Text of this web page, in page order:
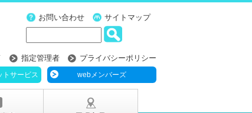
お問い合わせ サイトマップ
指定管理者 プライバシーポリシー
トサービス webメンバーズ